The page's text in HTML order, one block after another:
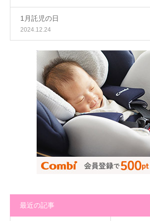
1月託児の日
2024.12.24
最近の記事